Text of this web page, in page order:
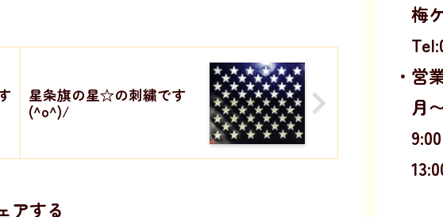
星条旗の星☆の刺繍です
(^o^)/
アする
梅
・営
月